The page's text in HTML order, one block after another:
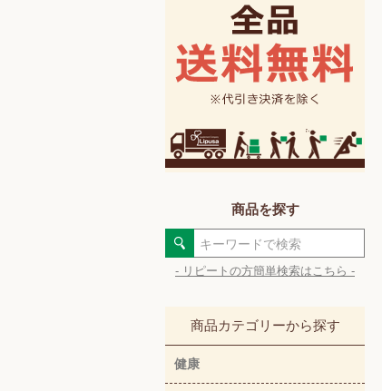
商品を探す
- リピートの方簡単検索はこちら -
商品カテゴリーから探す
健康